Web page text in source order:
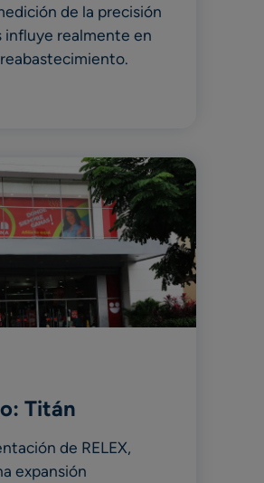
de la precisión
influye realmente en
Titán
de RELEX,
expansión